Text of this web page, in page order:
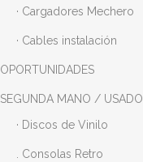
· Cargadores Mechero
· Cables instalación
OPORTUNIDADES
SEGUNDA MANO / USADO
· Discos de Vinilo
. Consolas Retro